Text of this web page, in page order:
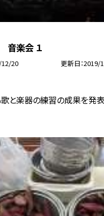
音楽会 １
20 更新日 2019/
と楽器の練習の成果を発